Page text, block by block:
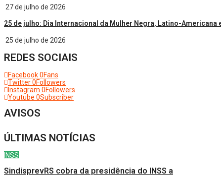
27 de julho de 2026
25 de julho: Dia Internacional da Mulher Negra, Latino-Americana
25 de julho de 2026
REDES SOCIAIS
Facebook0Fans
Twitter0Followers
Instagram 0Followers
Youtube 0Subscriber
AVISOS
ÚLTIMAS NOTÍCIAS
INSS
SindisprevRS cobra da presidência do INSS a